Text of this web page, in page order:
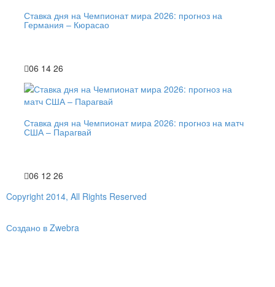
Ставка дня на Чемпионат мира 2026: прогноз на
Германия – Кюрасао
06 14 26
Ставка дня на Чемпионат мира 2026: прогноз на матч
США – Парагвай
06 12 26
Copyright 2014, All Rights Reserved
Создано в Zwebra